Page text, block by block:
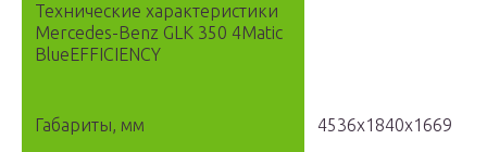
Технические характеристики
Mercedes-Benz GLK 350 4Matic
BlueEFFICIENCY
Габариты, мм 4536х1840х1669